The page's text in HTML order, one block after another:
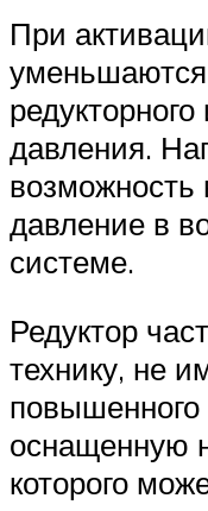
При
уменьшаются
давления.
возможность
давление в
системе.
Редуктор
технику, не
повышенного
оснащенную
которого